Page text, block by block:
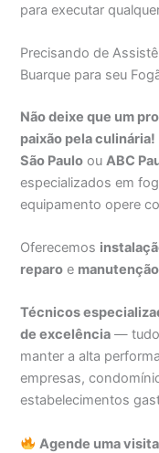
para executar
Precisando de
Buarque para seu
Não deixe que um
paixão pela culinária!
São Paulo ouABC
especializados em
equipamento opere
Oferecemos
reparo e manutenção
Técnicos
de excelência — tudo
manter a alta
empresas,
estabelecimentos
Agende uma